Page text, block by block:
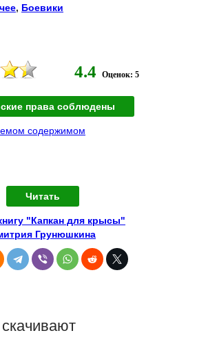
, Боевики
4.4 Оценок: 5
права соблюдены
содержимом
Читать
"Капкан для крысы"
Грунюшкина